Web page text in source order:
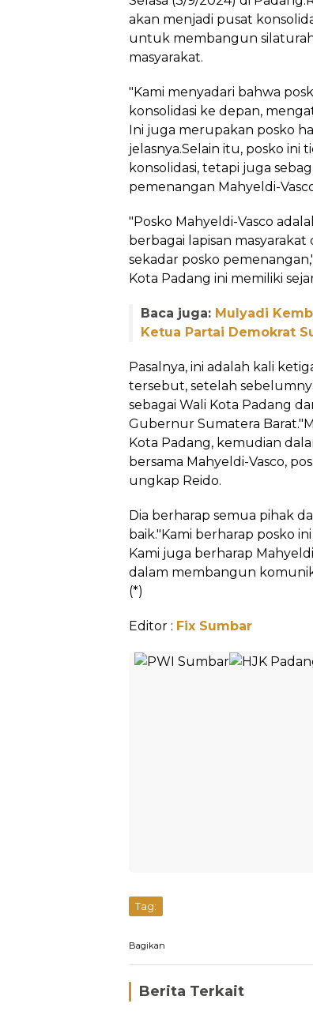
akan menjadi pusat
untuk membangun
masyarakat.
"Kami menyadari bahwa
konsolidasi ke depan,
Ini juga merupakan posko
jelasnya.Selain itu, posko ini
konsolidasi, tetapi juga
pemenangan Mahyeldi-
"Posko Mahyeldi-Vasco
berbagai lapisan
sekadar posko
Kota Padang ini memiliki
Baca juga: Mulyadi
Ketua Partai Demokrat
Pasalnya, ini adalah kali
tersebut, setelah
sebagai Wali Kota Padang
Gubernur Sumatera
Kota Padang, kemudian
bersama Mahyeldi-Vasco,
ungkap Reido.
Dia berharap semua pihak
baik."Kami berharap posko
Kami juga berharap
dalam membangun
(*)
Editor : Fix Sumbar
Tag:
Bagikan
Berita Terkait